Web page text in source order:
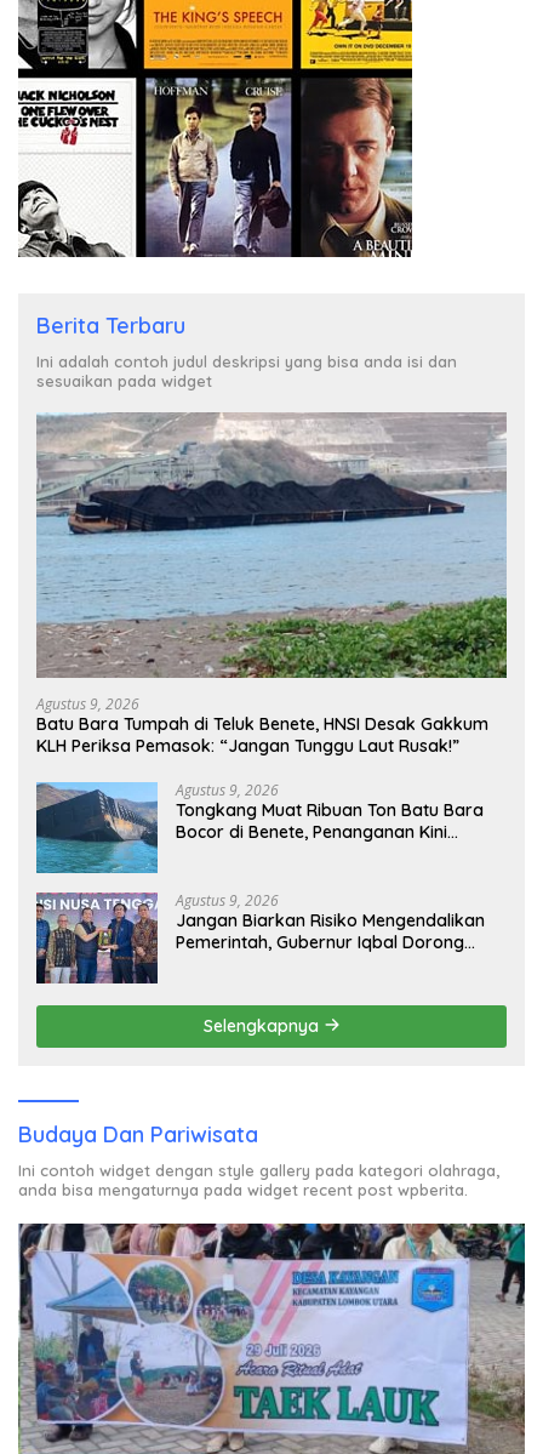
Berita Terbaru
Ini adalah contoh judul deskripsi yang bisa anda isi dan
sesuaikan pada widget
Agustus 9, 2026
Batu Bara Tumpah di Teluk Benete, HNSI Desak Gakkum
KLH Periksa Pemasok: “Jangan Tunggu Laut Rusak!”
Agustus 9, 2026
Tongkang Muat Ribuan Ton Batu Bara
Bocor di Benete, Penanganan Kini
Agustus 9, 2026
Jangan Biarkan Risiko Mengendalikan
Pemerintah, Gubernur Iqbal Dorong
Selengkapnya
Budaya Dan Pariwisata
Ini contoh widget dengan style gallery pada kategori olahraga,
anda bisa mengaturnya pada widget recent post wpberita.